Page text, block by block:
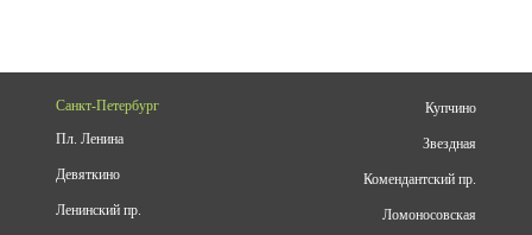
Санкт-Петербург
Пл. Ленина
Девяткино
Ленинский пр.
Купчино
Звездная
Комендантский пр.
Ломоносовская